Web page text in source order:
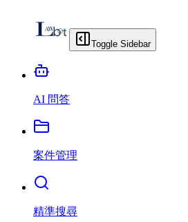
Toggle Sidebar
AI 問答
案件管理
精準搜尋